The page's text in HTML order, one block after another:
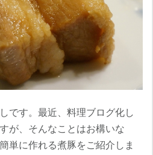
です。最近、料理ブログ化し
が、そんなことはお構いな
単に作れる煮豚をご紹介しま